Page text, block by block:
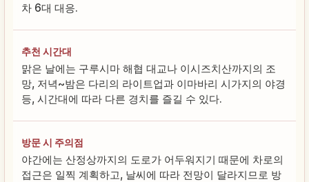
차 6대 대응.
추천 시간대
맑은 날에는 구루시마 해협 대교나 이시즈치산까지의 조
망, 저녁~밤은 다리의 라이트업과 이마바리 시가지의 야경
등, 시간대에 따라 다른 경치를 즐길 수 있다.
방문 시 주의점
야간에는 산정상까지의 도로가 어두워지기 때문에 차로의
접근은 일찍 계획하고, 날씨에 따라 전망이 달라지므로 방